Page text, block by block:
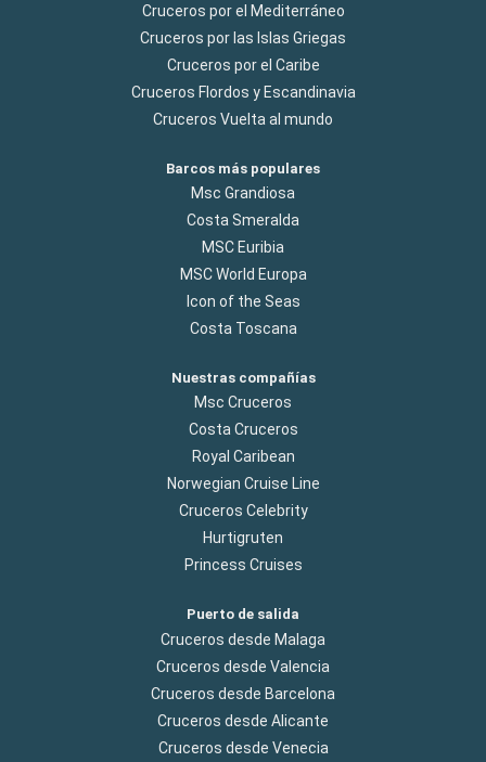
Cruceros por el Mediterráneo
Cruceros por las Islas Griegas
Cruceros por el Caribe
Cruceros Flordos y Escandinavia
Cruceros Vuelta al mundo
Barcos más populares
Msc Grandiosa
Costa Smeralda
MSC Euribia
MSC World Europa
Icon of the Seas
Costa Toscana
Nuestras compañías
Msc Cruceros
Costa Cruceros
Royal Caribean
Norwegian Cruise Line
Cruceros Celebrity
Hurtigruten
Princess Cruises
Puerto de salida
Cruceros desde Malaga
Cruceros desde Valencia
Cruceros desde Barcelona
Cruceros desde Alicante
Cruceros desde Venecia